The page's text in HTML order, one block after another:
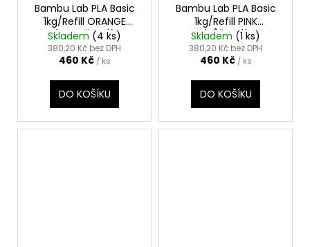
Bambu Lab PLA Basic
1kg/Refill ORANGE
(ORANŽOVÁ)
Skladem (4 ks)
380,20 Kč bez DPH
460 Kč / ks
DO KOŠÍKU
Bambu Lab PLA Basic
1kg/Refill PINK
(RŮŽOVÁ)
Skladem (1 ks)
380,20 Kč bez DPH
460 Kč / ks
DO KOŠÍKU